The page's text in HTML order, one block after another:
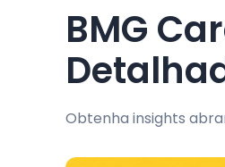
BMG
Obtenha insights